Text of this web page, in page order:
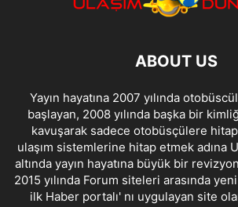
ABOUT US
Yayın hayatına 2007 yılında
başlayan, 2008 yılında başka bir
kavuşarak sadece otobüsçülere
ulaşım sistemlerine hitap etmek adına
altında yayın hayatına büyük bir
2015 yılında Forum siteleri arasında
ilk Haber portalı' nı uygulayan site